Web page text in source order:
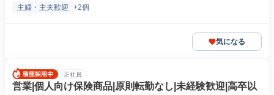
主婦・主夫歓迎 +2個
気になる
正社員
営業|個人向け保険商品|原則転勤なし|未経験歓迎|高卒以